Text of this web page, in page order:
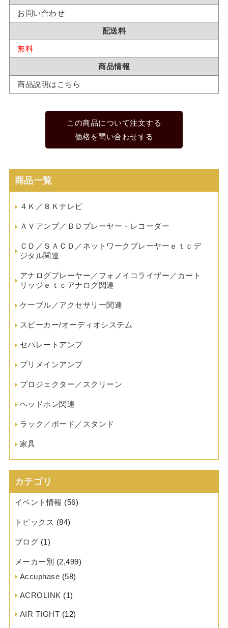
お問い合わせ
配送料
無料
商品情報
商品説明はこちら
この商品について注文する
価格を問い合わせする
商品一覧
４Ｋ／８Ｋテレビ
ＡＶアンプ／ＢＤプレーヤー・レコーダー
ＣＤ／ＳＡＣＤ／ネットワークプレーヤーｅｔｃデ
ジタル関連
アナログプレーヤー／フォノイコライザー／カート
リッジｅｔｃアナログ関連
ケーブル／アクセサリー関連
スピーカー/オーディオシステム
セパレートアンプ
プリメインアンプ
プロジェクター／スクリーン
ヘッドホン関連
ラック／ボード／スタンド
家具
カテゴリ
イベント情報 (56)
トピックス (84)
ブログ (1)
メーカー別 (2,499)
Accuphase (58)
ACROLINK (1)
AIR TIGHT (12)